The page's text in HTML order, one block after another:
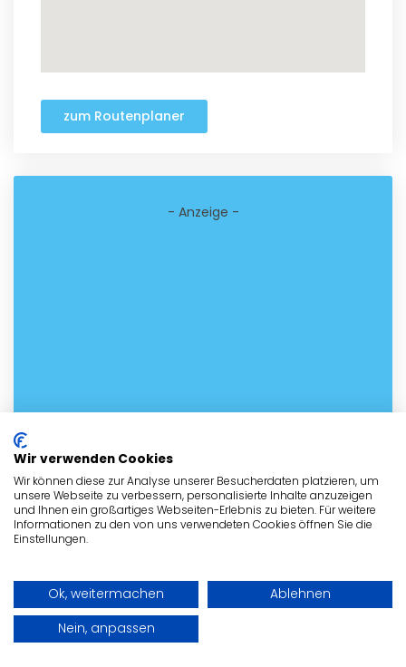
zum Routenplaner
- Anzeige -
Wir verwenden Cookies
Wir können diese zur Analyse unserer Besucherdaten platzieren, um
unsere Webseite zu verbessern, personalisierte Inhalte anzuzeigen
und Ihnen ein großartiges Webseiten-Erlebnis zu bieten. Für weitere
Informationen zu den von uns verwendeten Cookies öffnen Sie die
Einstellungen.
Ok, weitermachen
Ablehnen
Nein, anpassen